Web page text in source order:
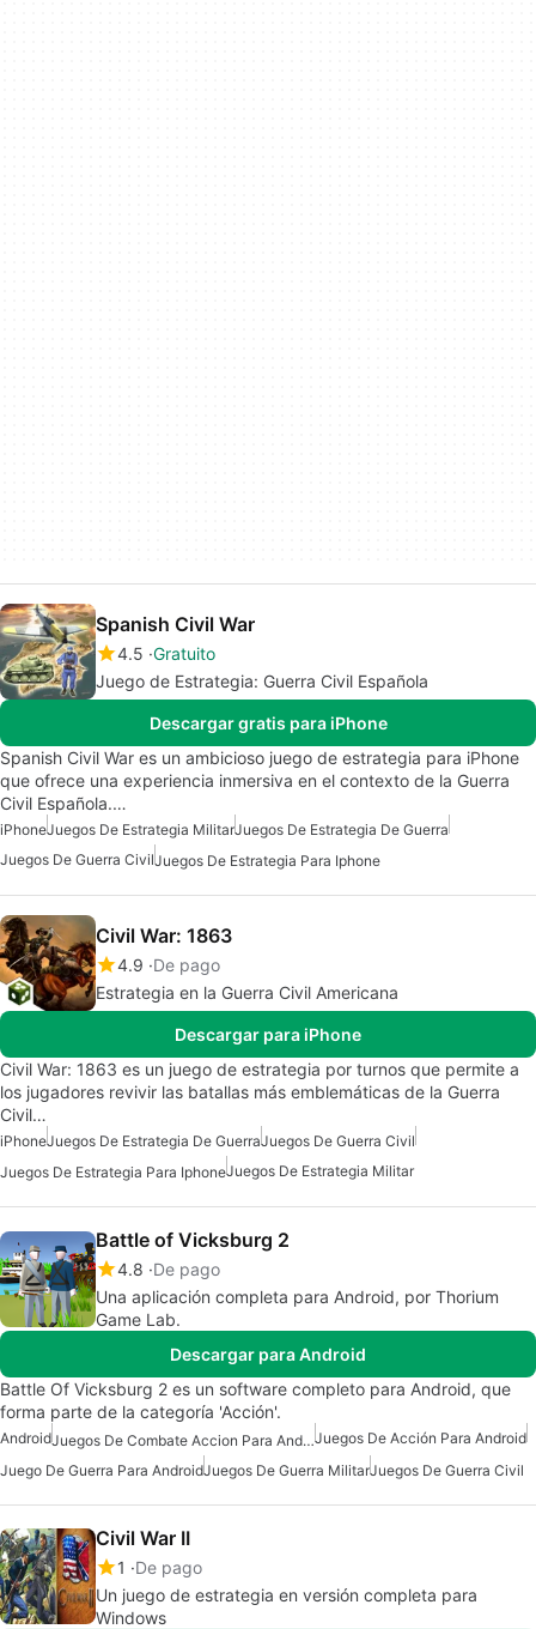
Spanish Civil War
4.5 Gratuito
Juego de Estrategia: Guerra Civil Española
Descargar gratis para iPhone
Spanish Civil War es un ambicioso juego de estrategia para iPhone
que ofrece una experiencia inmersiva en el contexto de la Guerra
Civil Española.…
iPhoneJuegos De Estrategia MilitarJuegos De Estrategia De Guerra
Juegos De Guerra CivilJuegos De Estrategia Para Iphone
Civil War: 1863
4.9 De pago
Estrategia en la Guerra Civil Americana
Descargar para iPhone
Civil War: 1863 es un juego de estrategia por turnos que permite a
los jugadores revivir las batallas más emblemáticas de la Guerra
Civil…
iPhoneJuegos De Estrategia De GuerraJuegos De Guerra Civil
Juegos De Estrategia Para IphoneJuegos De Estrategia Militar
Battle of Vicksburg 2
4.8 De pago
Una aplicación completa para Android, por Thorium
Game Lab.
Descargar para Android
Battle Of Vicksburg 2 es un software completo para Android, que
forma parte de la categoría 'Acción'.
Android Juegos De Combate Accion Para AndroidJuegos De Acción Para Android
Juego De Guerra Para AndroidJuegos De Guerra MilitarJuegos De Guerra Civil
Civil War II
1
De pago
Un juego de estrategia en versión completa para
Windows